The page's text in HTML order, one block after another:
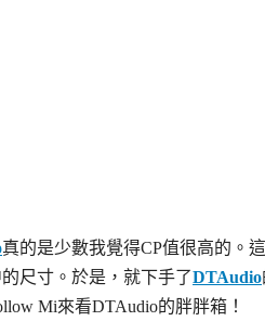
真的是少數我覺得CP值很高的。
尺寸。於是，就下手了DTAudio
Mi來看DTAudio的胖胖箱！